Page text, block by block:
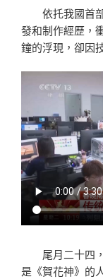
依托我國首
發和制作經歷，
鐘的浮現，卻因
尾月二十四
是《賀花神》的